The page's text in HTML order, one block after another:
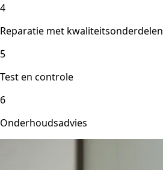
4
Reparatie met kwaliteitsonderdelen
5
Test en controle
6
Onderhoudsadvies